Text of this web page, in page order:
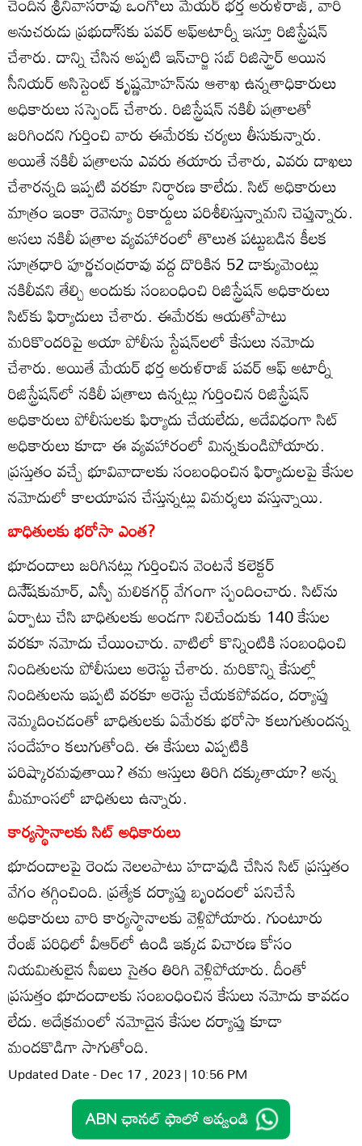
అనుచరుడు ప్రభుదా్‌సకు పవర్‌ అఫ్‌అటార్నీ ఇస్తూ రిజిస్ట్రేషన్‌
చేశారు. దాన్ని చేసిన అప్పటి ఇన్‌చార్జి సబ్‌ రిజిస్ట్రార్‌ అయిన
సీనియర్‌ అసిస్టెంట్‌ కృష్ణమోహన్‌ను ఆశాఖ ఉన్నతాధికారులు
అధికారులు సస్పెండ్‌ చేశారు. రిజిస్ట్రేషన్‌ నకిలీ పత్రాలతో
జరిగిందని గుర్తించి వారు ఈమేరకు చర్యలు తీసుకున్నారు.
అయితే నకిలీ పత్రాలను ఎవరు తయారు చేశారు, ఎవరు దాఖలు
చేశారన్నది ఇప్పటి వరకూ నిర్ధారణ కాలేదు. సిట్‌ అధికారులు
మాత్రం ఇంకా రెవెన్యూ రికార్డులు పరిశీలిస్తున్నామని చెప్తున్నారు.
అసలు నకిలీ పత్రాల వ్యవహారంలో తొలుత పట్టుబడిన కీలక
సూత్రధారి పూర్ణచంద్రరావు వద్ద దొరికిన 52 డాక్యుమెంట్లు
నకిలీవని తేల్చి అందుకు సంబంధించి రిజిస్ట్రేషన్‌ అధికారులు
సిట్‌కు ఫిర్యాదులు చేశారు. ఈమేరకు ఆయతోపాటు
మరికొందరిపై అయా పోలీసు స్టేషన్‌లలో కేసులు నమోదు
చేశారు. అయితే మేయర్‌ భర్త అరుళ్‌రాజ్‌ పవర్‌ ఆఫ్‌ అటార్నీ
రిజిస్ట్రేషన్‌లో నకిలీ పత్రాలు ఉన్నట్లు గుర్తించిన రిజిస్ట్రేషన్‌
అధికారులు పోలీసులకు ఫిర్యాదు చేయలేదు, అదేవిధంగా సిట్‌
అధికారులు కూడా ఈ వ్యవహారంలో మిన్నకుండిపోయారు.
ప్రస్తుతం వచ్చే భూవివాదాలకు సంబంధించిన ఫిర్యాదులపై కేసుల
నమోదులో కాలయాపన చేస్తున్నట్లు విమర్శలు వస్తున్నాయి.
బాధితులకు భరోసా ఎంత?
భూదందాలు జరిగినట్లు గుర్తించిన వెంటనే కలెక్టర్‌
దినే్‌షకుమార్‌, ఎస్పీ మలికగర్గ్‌ వేగంగా స్పందించారు. సిట్‌ను
ఏర్పాటు చేసి బాధితులకు అండగా నిలిచేందుకు 140 కేసుల
వరకూ నమోదు చేయించారు. వాటిలో కొన్నింటికి సంబంధించి
నిందితులను పోలీసులు అరెస్టు చేశారు. మరికొన్ని కేసుల్లో
నిందితులను ఇప్పటి వరకూ అరెస్టు చేయకపోవడం, దర్యాప్తు
నెమ్మదించడంతో బాధితులకు ఏమేరకు భరోసా కలుగుతుందన్న
సందేహం కలుగుతోంది. ఈ కేసులు ఎప్పటికి
పరిష్కారమవుతాయి? తమ ఆస్తులు తిరిగి దక్కుతాయా? అన్న
మీమాంసలో బాధితులు ఉన్నారు.
కార్యస్థానాలకు సిట్‌ అధికారులు
భూదందాలపై రెండు నెలలపాటు హడావుడి చేసిన సిట్‌ ప్రస్తుతం
వేగం తగ్గించింది. ప్రత్యేక దర్యాప్తు బృందంలో పనిచేసే
అధికారులు వారి కార్యస్థానాలకు వెళ్లిపోయారు. గుంటూరు
రేంజ్‌ పరిధిలో వీఆర్‌లో ఉండి ఇక్కడ విచారణ కోసం
నియమితులైన సీఐలు సైతం తిరిగి వెళ్లిపోయారు. దీంతో
ప్రసుత్తం భూదందాలకు సంబంధించిన కేసులు నమోదు కావడం
లేదు. అదేక్రమంలో నమోదైన కేసుల దర్యాప్తు కూడా
మందకొడిగా సాగుతోంది.
Updated Date - Dec 17 , 2023 | 10:56 PM